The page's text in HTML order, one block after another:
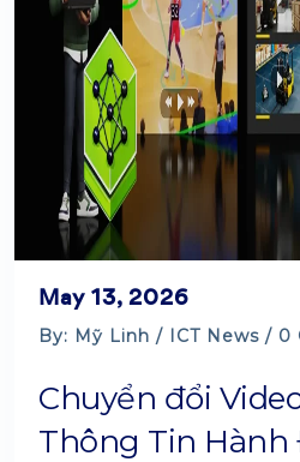
May 13, 2026
By: Mỹ Linh / ICT News / 0
Chuyển đổi
Thông Tin Hành